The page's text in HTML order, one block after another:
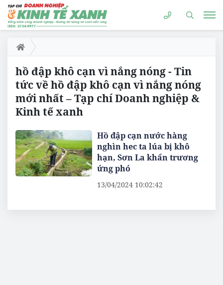
hồ đập khô cạn vì nắng nóng - Tin
tức về hồ đập khô cạn vì nắng nóng
mới nhất – Tạp chí Doanh nghiệp &
Kinh tế xanh
Hồ đập cạn nước hàng
nghìn hec ta lúa bị khô
hạn, Sơn La khẩn trương
ứng phó
13/04/2024 10:02:42